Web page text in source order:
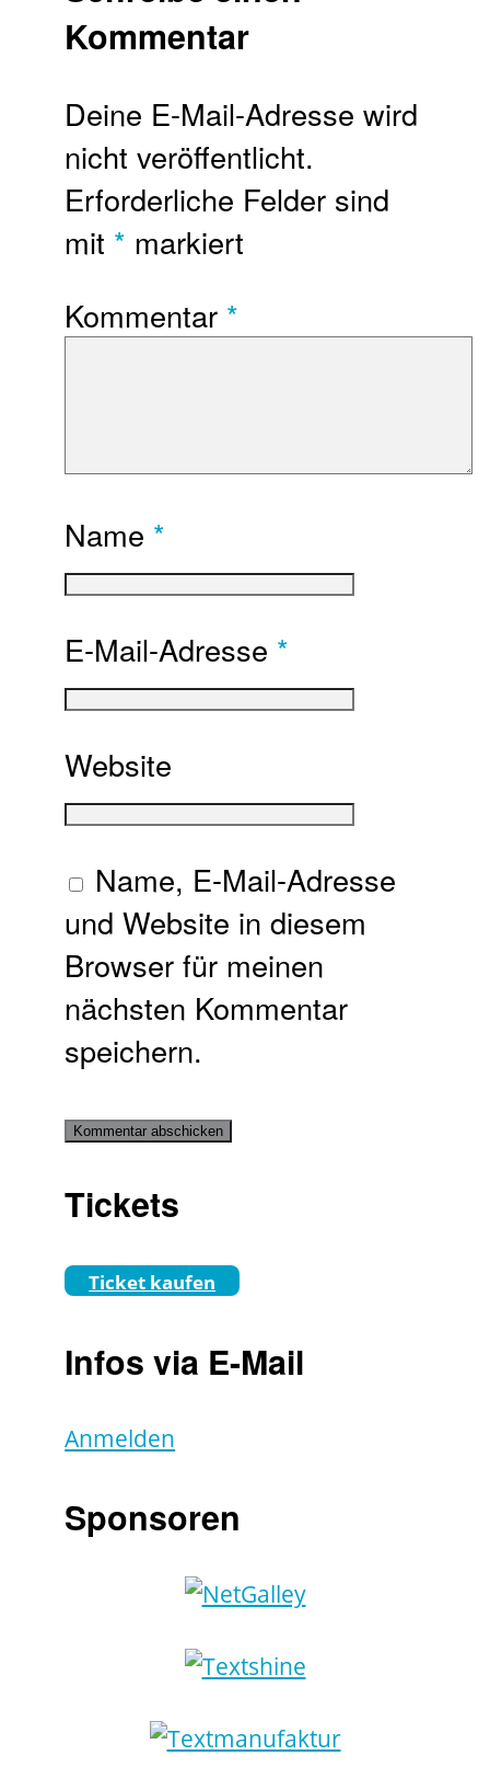
Kommentar
Deine E-Mail-Adresse wird
nicht veröffentlicht.
Erforderliche Felder sind
mit * markiert
Kommentar *
Name *
E-Mail-Adresse *
Website
Name, E-Mail-Adresse
und Website in diesem
Browser für meinen
nächsten Kommentar
speichern.
Tickets
Ticket kaufen
Infos via E-Mail
Anmelden
Sponsoren